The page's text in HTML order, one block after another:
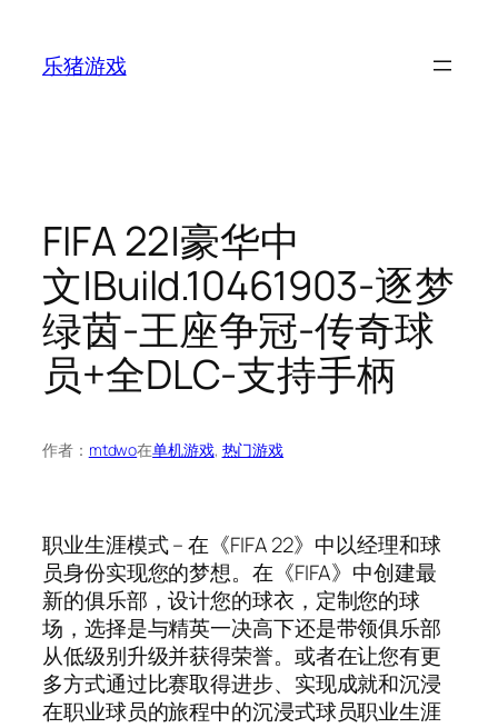
乐猪游戏
FIFA 22|豪华中
文|Build.10461903-逐梦
绿茵-王座争冠-传奇球
员+全DLC-支持手柄
作者： mtdwo在单机游戏, 热门游戏
职业生涯模式 – 在《FIFA 22》中以经理和球
员身份实现您的梦想。在《FIFA》中创建最
新的俱乐部，设计您的球衣，定制您的球
场，选择是与精英一决高下还是带领俱乐部
从低级别升级并获得荣誉。或者在让您有更
多方式通过比赛取得进步、实现成就和沉浸
在职业球员的旅程中的沉浸式球员职业生涯